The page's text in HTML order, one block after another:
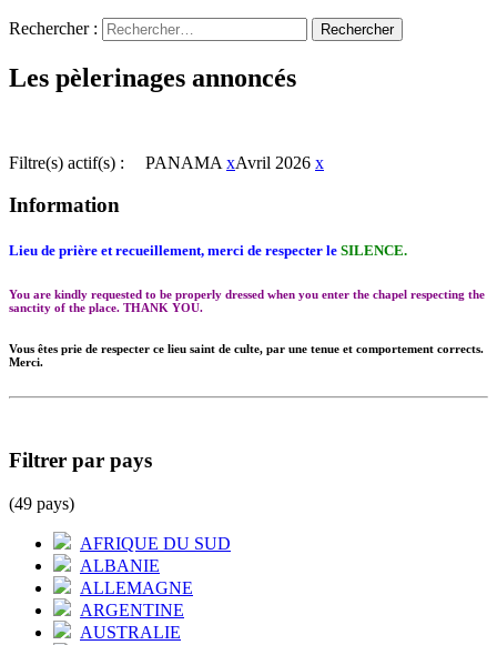
Rechercher :
Les pèlerinages annoncés
Filtre(s) actif(s) : PANAMA xAvril 2026 x
Information
Lieu de prière et recueillement, merci de respecter le SILENCE.
You are kindly requested to be properly dressed when you enter the chapel respecting the
sanctity of the place. THANK YOU.
Vous êtes prie de respecter ce lieu saint de culte, par une tenue et comportement corrects.
Merci.
Filtrer par pays
(49 pays)
AFRIQUE DU SUD
ALBANIE
ALLEMAGNE
ARGENTINE
AUSTRALIE